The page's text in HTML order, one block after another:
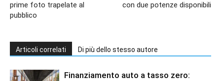
prime foto trapelate al
pubblico
con due potenze disponibili
Articoli correlati Di più dello stesso autore
Finanziamento auto a tasso zero: